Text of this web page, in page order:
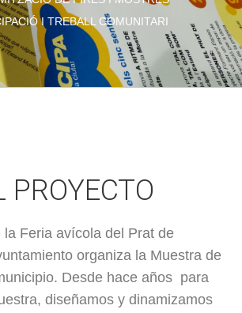
I TREBALL COMUNITARI
PROYECTO
la Feria avícola del Prat de
organiza la Muestra de
Desde hace años para
diseñamos y dinamizamos